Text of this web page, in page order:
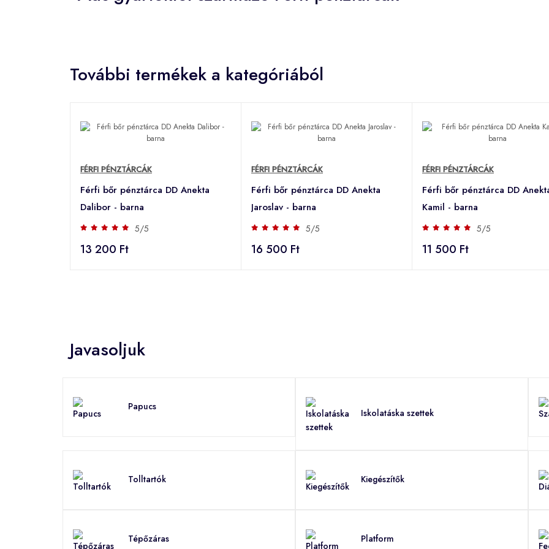
További termékek a kategóriából
FÉRFI PÉNZTÁRCÁK
Férfi bőr pénztárca DD Anekta
Dalibor - barna
5/5
13 200 Ft
FÉRFI PÉNZTÁRCÁK
Férfi bőr pénztárca DD Anekta
Jaroslav - barna
5/5
16 500 Ft
FÉRFI PÉNZTÁRCÁK
Férfi bőr pénztárca DD
Kamil - barna
5/5
11 500 Ft
Javasoljuk
Papucs
Iskolatáska szettek
Tolltartók Kiegészítők
Tépőzáras Platform